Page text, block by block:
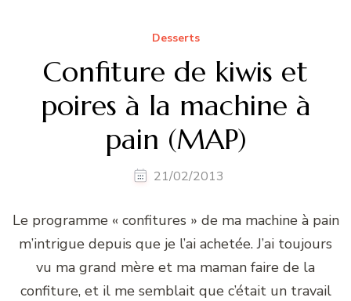
Desserts
Confiture de kiwis et
poires à la machine à
pain (MAP)
21/02/2013
Le programme « confitures » de ma machine à pain
m’intrigue depuis que je l’ai achetée. J’ai toujours
vu ma grand mère et ma maman faire de la
confiture, et il me semblait que c’était un travail